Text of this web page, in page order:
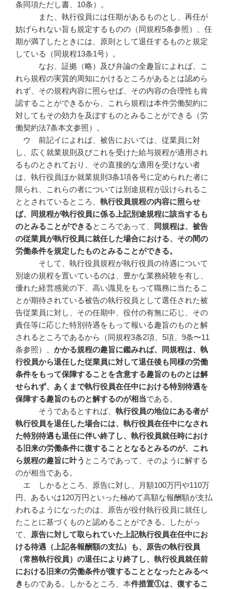
条同項ただし書、10条）。
また、執行役員には任期があるものとし、再任が
妨げられない旨も規定するものの（同規程5条参照）、任
期が満了したときには、原則として退任するものと規定
している（同規程13条1号）。
なお、証拠（略）及び弁論の全趣旨によれば、こ
れら規程の実質的周知にかけるところがあるとは認めら
れず、その規程内容に照らせば、その内容の合理性も肯
認することができるから、これら規程は本件労働契約に
対してもその効力を及ぼすものとみることができる（労
働契約法7条本文参照）。
ウ 前記イによれば、被告においては、従業員に対
し、広く就業規則及びこれを受けた給与規程が適用され
るものとされており、その直接的な適用を受けない者
は、執行役員ほか就業規則3条1項各号に定められた者に
限られ、これらの者については別途規程が設けられるこ
ととされているところ、 執行役員規程の内容に照らせ
ば、同規程が執行役員に係る上記別途規程に該当するも
のとみることができるところであって、
同規程は、被告
の従業員が執行役員に就任した場合における、その間の
労働条件を規定したものとみることができる。
そして、執行役員規程が執行役員の待遇について
別途の規程を置いているのは、豊かな業務経験を有し、
優れた経営感覚の下、高い識見をもって職務に当たるこ
とが期待されている被告の執行役員として選任された被
告従業員に対し、その任期中、役付の有無に応じ、その
責任等に応じた特別待遇をもって報いる趣旨のものと解
されるところであるから（同規程3条2項、5項、9条〜11
条参照）、 かかる規程の趣旨に鑑みれば、同規程は、執
行役員から退任した従業員に対して退任後も同様の労働
条件をもって保障することを含意する趣旨のものとは解
せられず、あくまで執行役員在任中における特別待遇を
保障する趣旨のものと解するのが相当である。
そうであるとすれば、 執行役員の地位にある者が
執行役員を退任した場合には、執行役員在任中になされ
た特別待遇も退任に伴い終了し、執行役員就任時におけ
る旧来の労働条件に復することとなるとみるのが、これ
ら規程の趣旨に叶う ところであって、そのように解する
のが相当である。
エ しかるところ、原告に対し、月額100万円や110万
円、あるいは120万円といった極めて高額な報酬額が支払
われるようになったのは、原告が役付執行役員に就任し
たことに基づくものと認めることができる。したがっ
て、
原告に対して取られていた上記執行役員在任中にお
ける待遇（上記各報酬額の支払）も、原告の執行役員
（常務執行役員）の退任により終了し、執行役員就任前
における旧来の労働条件が復することとなったとみるべ
き ものである。しかるところ、本件措置①は、復するこ